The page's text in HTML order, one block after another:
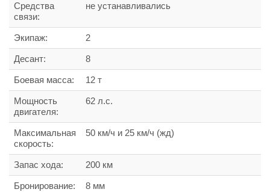
Средства
связи:
не устанавливались
Экипаж: 2
Десант: 8
Боевая масса: 12 т
Мощность
двигателя:
62 л.с.
Максимальная
скорость:
50 км/ч и 25 км/ч (жд)
Запас хода: 200 км
Бронирование: 8 мм